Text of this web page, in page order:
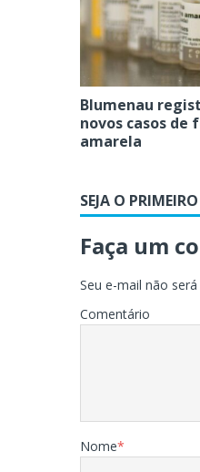
Blumenau
novos casos de
amarela
SEJA O
Faça um
Seu e-mail não
Comentário
Nome*